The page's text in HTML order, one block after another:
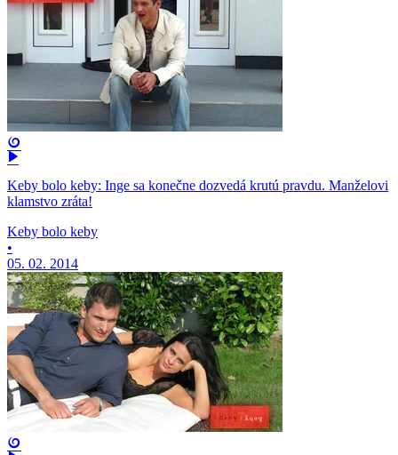
Keby bolo keby: Inge sa konečne dozvedá krutú pravdu. Manželovi
klamstvo zráta!
Keby bolo keby
•
05. 02. 2014